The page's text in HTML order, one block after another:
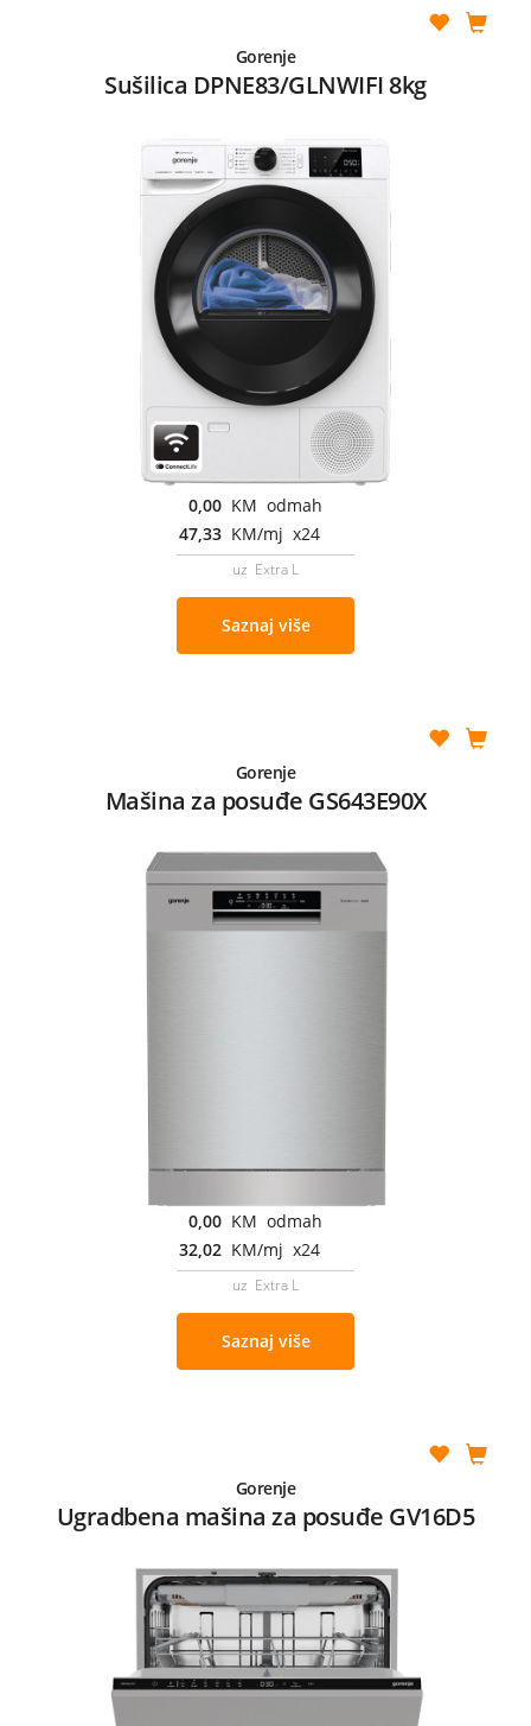
Gorenje
Sušilica DPNE83/GLNWIFI 8kg
0,00 KM odmah
47,33 KM/mj x24
uz Extra L
Saznaj više
Gorenje
Mašina za posuđe GS643E90X
0,00 KM odmah
32,02 KM/mj x24
uz Extra L
Saznaj više
Gorenje
Ugradbena mašina za posuđe GV16D5